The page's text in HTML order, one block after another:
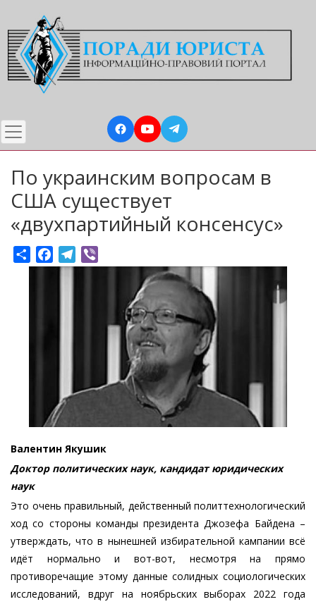
до
основного
вмісту
По украинским вопросам в
США существует
«двухпартийный консенсус»
ShareFacebookTelegram
Валентин Якушик
Доктор политических наук, кандидат юридических
наук
Это очень правильный, действенный политтехнологический
ход со стороны команды президента Джозефа Байдена –
утверждать, что в нынешней избирательной кампании всё
идёт нормально и вот-вот, несмотря на прямо
противоречащие этому данные солидных социологических
исследований, вдруг на ноябрьских выборах 2022 года